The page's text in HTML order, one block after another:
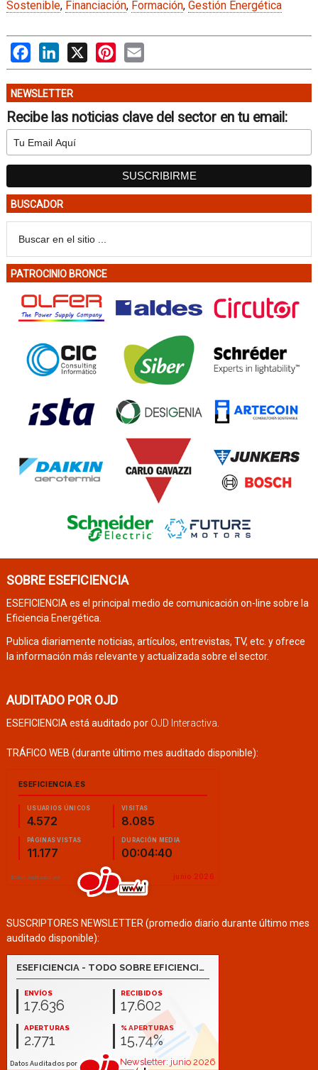
Sostenible, Financiación, Formación, Gestión Energética
FacebookLinkedIn
X PinterestEmail
NEWSLETTER
Recibe las noticias clave del sector en tu email:
BUSCADOR
PATROCINIO BRONCE
SOBRE ESEFICIENCIA
ESEFICIENCIA es el principal medio de comunicación on-line sobre la
Eficiencia Energética.
Publica diariamente noticias, artículos, entrevistas, TV, etc. y ofrece
la información más relevante y actualizada sobre el sector.
AUDITADO POR OJD
ESEFICIENCIA está auditado por OJD Interactiva
TRÁFICO WEB (durante último mes auditado disponible):
SUSCRIPTORES NEWSLETTER (promedio diario durante último mes
auditado disponible):